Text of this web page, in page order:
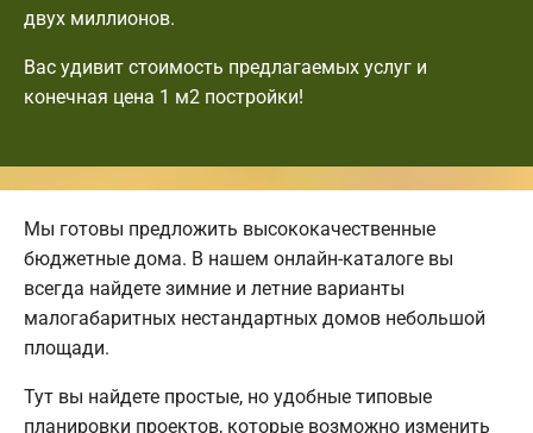
двух миллионов.
Вас удивит стоимость предлагаемых услуг и
конечная цена 1 м2 постройки!
Мы готовы предложить высококачественные
бюджетные дома. В нашем онлайн-каталоге вы
всегда найдете зимние и летние варианты
малогабаритных нестандартных домов небольшой
площади.
Тут вы найдете простые, но удобные типовые
планировки проектов, которые возможно изменить